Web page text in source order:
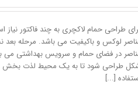
طراحی حمام لاکچری به چند فاکتور
لوکس و باکیفیت می باشد. مرحله بعد
در فضای حمام و سرویس بهداشتی می
طراحی شود تا به یک محیط لذت بخش
[...]